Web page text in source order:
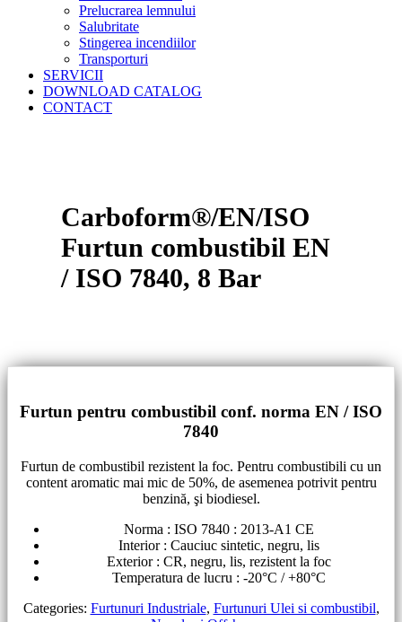
Prelucrarea lemnului
Salubritate
Stingerea incendiilor
Transporturi
SERVICII
DOWNLOAD CATALOG
CONTACT
Carboform®/EN/ISO
Furtun combustibil EN
/ ISO 7840, 8 Bar
Furtun pentru combustibil conf. norma EN / ISO
7840
Furtun de combustibil rezistent la foc. Pentru combustibili cu un
content aromatic mai mic de 50%, de asemenea potrivit pentru
benzină, şi biodiesel.
Norma : ISO 7840 : 2013-A1 CE
Interior : Cauciuc sintetic, negru, lis
Exterior : CR, negru, lis, rezistent la foc
Temperatura de lucru : -20°C / +80°C
Categories: Furtunuri Industriale, Furtunuri Ulei si combustibil,